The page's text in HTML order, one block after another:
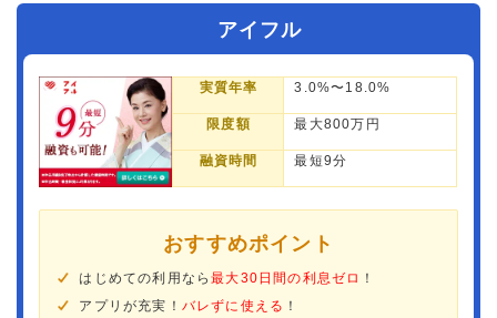
アイフル
実質年率 3.0%〜18.0%
限度額 最大800万円
融資時間 最短9分
おすすめポイント
はじめての利用なら最大30日間の利息ゼロ ！
アプリが充実！ バレずに使える ！